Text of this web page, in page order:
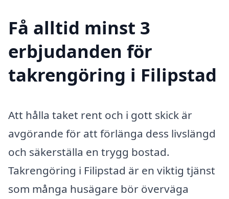
Få alltid minst 3
erbjudanden för
takrengöring i Filipstad
Att hålla taket rent och i gott skick är
avgörande för att förlänga dess livslängd
och säkerställa en trygg bostad.
Takrengöring i Filipstad är en viktig tjänst
som många husägare bör överväga